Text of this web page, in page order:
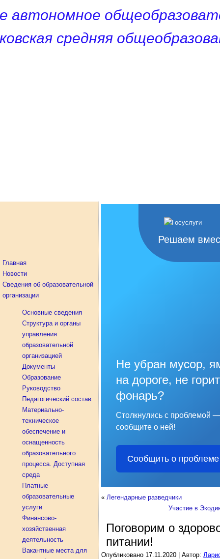
автономное
средняя
Главная
Новости
Сведения об образовательной
организации
Основные сведения
Структура и органы
управления
образовательной
организацией
Документы
Образование
Руководство
Педагогический состав
Материально-
техническое
обеспечение и
оснащенность
образовательного
процесса. Доступная
среда
Платные
образовательные
услуги
Финансово-
хозяйственная
деятельность
Вакантные места для
Решаем
Не убран мусор,
на дороге, не горит
фонарь?
Столкнулись с проблемой —
сообщите о ней!
Сообщить о проблеме
« Легендарные разведчики
Участие в
Поговорим о
питании!
Опубликовано 17.11.2020 Автор: